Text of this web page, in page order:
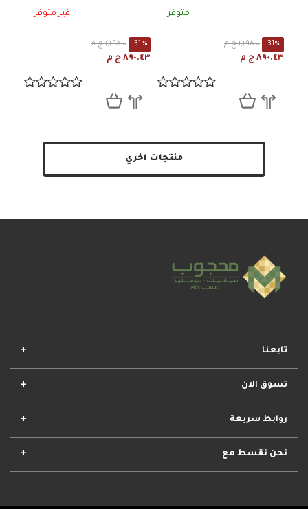
متوفر
١,٢٩٨.٠٠ ج م -31%
٨٩٠.٤٣ ج م
غير متوفر
١,٢٩٨.٠٠ ج م -31%
٨٩٠.٤٣ ج م
منتجات اخري
تابعنا
تسوق الآن
افضل المجموعات
روابط سريعة
الأحكام والشروط
نحن نقسط مع